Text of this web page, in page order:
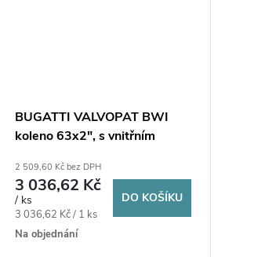
BUGATTI VALVOPAT BWI
koleno 63x2", s vnitřním
mosaz
2 509,60 Kč bez DPH
3 036,62 Kč
/ ks
Měrná
cena:
3 036,62 Kč / 1 ks
Na objednání
DO KOŠÍKU